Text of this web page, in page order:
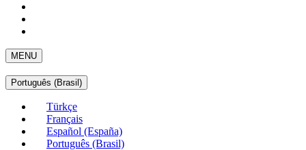
MENU
Português (Brasil)
Türkçe
Français
Español (España)
Português (Brasil)